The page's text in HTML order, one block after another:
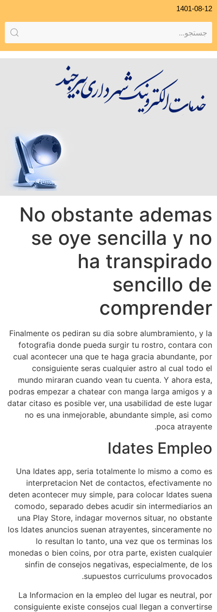
1401-08-12
No obstante ademas
se oye sencilla y no
ha transpirado
sencillo de
comprender
Finalmente os pediran su dia sobre alumbramiento, y la
fotografia donde pueda surgir tu rostro, contara con
cual acontecer una que te haga gracia abundante, por
consiguiente seras cualquier astro al cual todo el
mundo miraran cuando vean tu cuenta. Y ahora esta,
podras empezar a chatear con manga larga amigos y a
datar citaso es posible ver, una usabilidad de este lugar
no es una inmejorable, abundante simple, asi­ como
poca atrayente.
Idates Empleo
Una Idates app, seri­a totalmente lo mismo a como es
interpretacion Net de contactos, efectivamente no
deten acontecer muy simple, para colocar Idates suena
comodo, separado debes acudir sin intermediarios an
una Play Store, indagar movernos situar, no obstante
los Idates anuncios suenan atrayentes, sinceramente no
lo resultan lo tanto, una vez que os terminas los
monedas o bien coins, por otra parte, existen cualquier
sinfin de consejos negativas, especialmente, de los
supuestos curriculums provocados.
La Informacion en la empleo del lugar es neutral, por
consiguiente existe consejos cual llegan a convertirse